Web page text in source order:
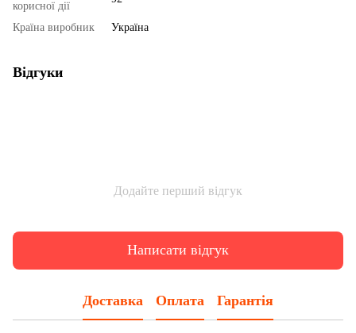
корисної дії
Країна виробник Україна
Відгуки
Додайте перший відгук
Написати відгук
Доставка Оплата Гарантія